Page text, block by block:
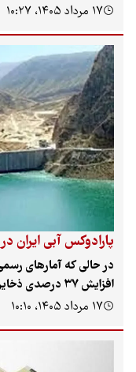
پژوهشکده هنرهای
فشارهای وارد بر
۱۷ مرداد ۱۴۰۵، ۱۰:۲۷
پارادوکس آبی ایران در ۱۴۰۵
کسری‌های بلندمدت در
بازنگری در سیاست‌های
۱۷ مرداد ۱۴۰۵، ۱۰:۱۰